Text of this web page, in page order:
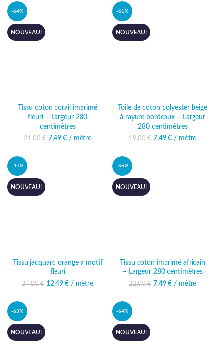
-64%
NOUVEAU!
Tissu coton corail imprimé
fleuri – Largeur 280
centimètres
21,00€ Le prix initial était :
7,49 € Le prix actuel
/ mètre
-61%
NOUVEAU!
Toile de coton polyester beige
à rayure bordeaux – Largeur
280 centimètres
19,00€ Le prix initial était :
7,49 € Le prix actuel
/ mètre
-54%
NOUVEAU!
Tissu jacquard orange à motif
fleuri
27,00€
Le prix initial était :
12,49 €
Le prix
/ mètre
-66%
NOUVEAU!
Tissu coton imprimé africain
– Largeur 280 centimètres
22,00€ Le prix initial était :
7,49 € Le prix actuel
/ mètre
-63%
NOUVEAU!
-64%
NOUVEAU!